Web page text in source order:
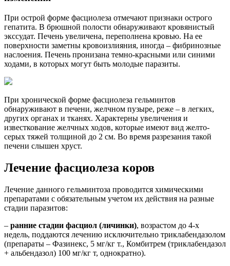
При острой форме фасциолеза отмечают признаки острого
гепатита. В брюшной полости обнаруживают кровянистый
экссудат. Печень увеличена, переполнена кровью. На ее
поверхности заметны кровоизлияния, иногда – фибринозные
наслоения. Печень пронизана темно-красными или синими
ходами, в которых могут быть молодые паразиты.
При хронической форме фасциолеза гельминтов
обнаруживают в печени, желчном пузыре, реже – в легких,
других органах и тканях. Характерны увеличения и
известкование желчных ходов, которые имеют вид желто-
серых тяжей толщиной до 2 см. Во время разрезания такой
печени слышен хруст.
Лечение фасциолеза коров
Лечение данного гельминтоза проводится химическими
препаратами с обязательным учетом их действия на разные
стадии паразитов:
– ранние стадии фасциол (личинки), возрастом до 4-х
недель, поддаются лечению исключительно триклабендазолом
(препараты – Фазинекс, 5 мг/кг т., Комбитрем (триклабендазол
+ альбендазол) 100 мг/кг т, однократно).